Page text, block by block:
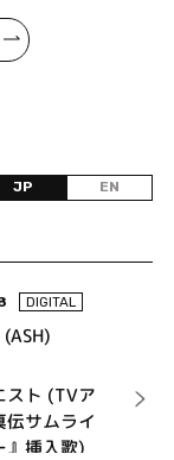
JP EN
DIGITAL
スト (TVア
伝サムライ
』挿入歌)